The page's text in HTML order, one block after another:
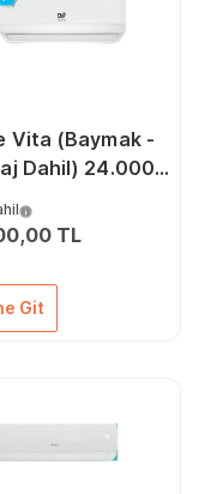
Vita (Baymak -
Dahil) 24.000
TL
Git